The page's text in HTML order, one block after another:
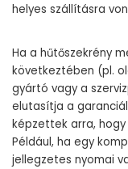
helyes szállításra
Ha a hűtőszekrény
következtében (pl.
gyártó vagy a
elutasítja a
képzettek arra,
Például, ha egy
jellegzetes nyomai